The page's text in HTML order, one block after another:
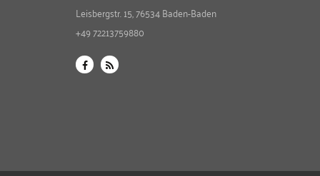
Leisbergstr. 15, 76534 Baden-Baden
+49 72213759880